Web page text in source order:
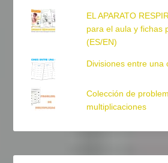
EL APARATO
para el aula y fichas
(ES/EN)
Divisiones entre una
Colección de
multiplicaciones